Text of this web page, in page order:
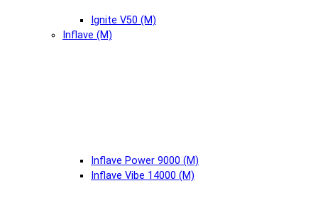
Ignite V50 (М)
Inflave (М)
Inflave Power 9000 (М)
Inflave Vibe 14000 (М)